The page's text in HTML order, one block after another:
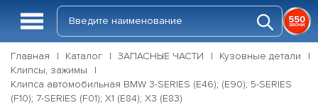
Главная Каталог ЗАПАСНЫЕ ЧАСТИ
Кузовные детали
Клипсы, зажимы
Клипса автомобильная BMW 3-SERIES (E46); (E90); 5-SERIES
(F10); 7-SERIES (F01); X1 (E84); X3 (E83)